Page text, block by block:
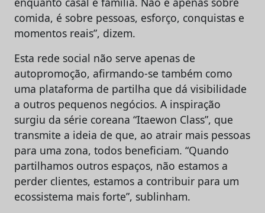
comida, é sobre pessoas, esforço, conquistas e
momentos reais”, dizem.
Esta rede social não serve apenas de
autopromoção, afirmando-se também como
uma plataforma de partilha que dá visibilidade
a outros pequenos negócios. A inspiração
surgiu da série coreana “Itaewon Class”, que
transmite a ideia de que, ao atrair mais pessoas
para uma zona, todos beneficiam. “Quando
partilhamos outros espaços, não estamos a
perder clientes, estamos a contribuir para um
ecossistema mais forte”, sublinham.